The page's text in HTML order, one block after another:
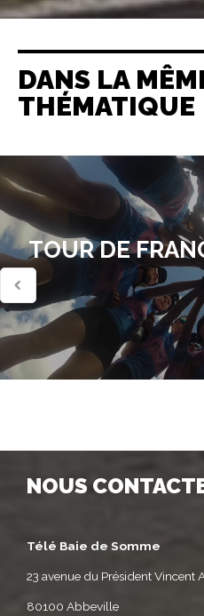
DANS LA
THÉMATIQUE
TOUR DE
NOUS
Télé Baie de Somme
23 avenue du Président Vincent
80100 Abbeville